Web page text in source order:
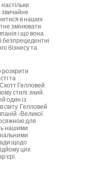
звичайне
в наших
змінювати
і що вона
безпрецедентні
бізнесу та
розкрити
та
Гелловей.
стилі, який,
один із
світу, Гелловей
«Великої
для
нашими
щодо
цих